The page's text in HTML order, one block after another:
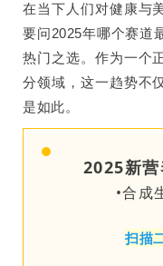
在当下人们对健康与
要问2025年哪个赛道
热门之选。作为一个
分领域，这一趋势不
是如此。
2025新
•合成
扫描